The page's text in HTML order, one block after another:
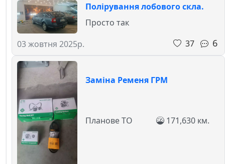
Полірування лобового скла.
03 жовтня 2025р.
Просто так
37
6
Заміна Ременя ГРМ
Планове ТО 171,630 км.